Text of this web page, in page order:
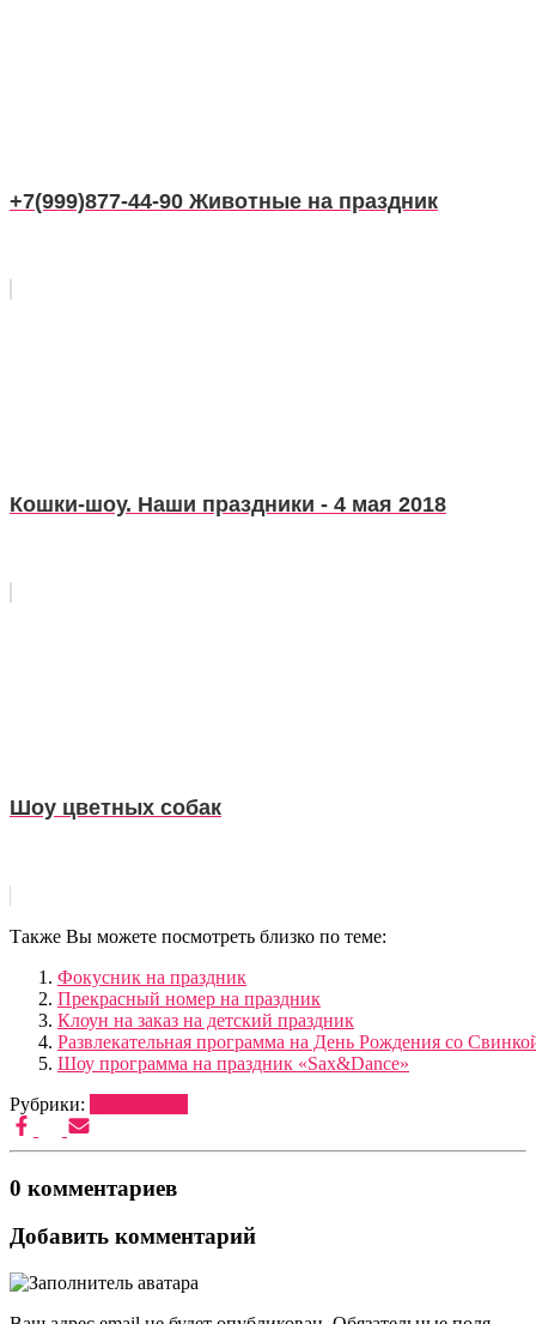
+7(999)877-44-90 Животные на праздник
Кошки-шоу. Наши праздники - 4 мая 2018
Шоу цветных собак
Также Вы можете посмотреть близко по теме:
Фокусник на праздник
Прекрасный номер на праздник
Клоун на заказ на детский праздник
Развлекательная программа на День Рождения со
Шоу программа на праздник «Sax&Dance»
Рубрики:
0 комментариев
Добавить комментарий